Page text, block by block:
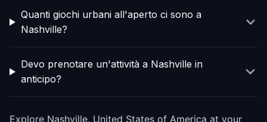
Quanti giochi urbani all'aperto ci sono a
Nashville?
Devo prenotare un'attività a Nashville in
anticipo?
Explore Nashville, United States of America at your